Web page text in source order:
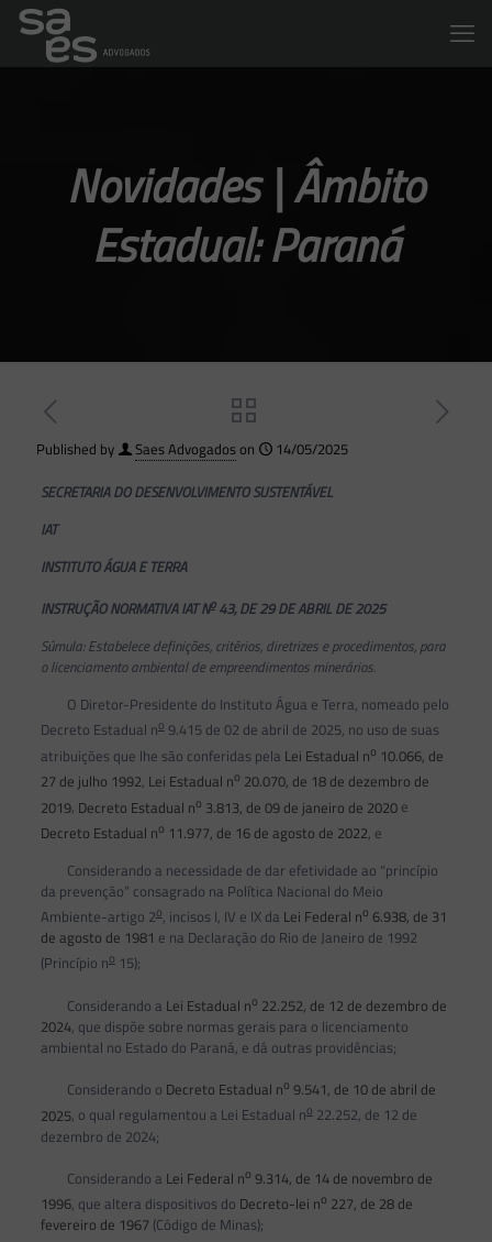
Novidades | Âmbito
Estadual: Paraná
Published by Saes Advogadoson
14/05/2025
SECRETARIA DO DESENVOLVIMENTO SUSTENTÁVEL
IAT
INSTITUTO ÁGUA E TERRA
INSTRUÇÃO NORMATIVA IAT No43, DE 29 DE ABRIL DE 2025
Súmula: Estabelece definições, critérios, diretrizes e procedimentos, para
o licenciamento ambiental de empreendimentos minerários.
O Diretor-Presidente do Instituto Água e Terra, nomeado pelo
Decreto Estadual no9.415 de 02 de abril de 2025, no uso de suas
atribuições que lhe são conferidas pela Lei Estadual no 10.066, de
27 de julho 1992, Lei Estadual no 20.070, de 18 de dezembro de
2019, Decreto Estadual no 3.813, de 09 de janeiro de 2020e
Decreto Estadual no 11.977, de 16 de agosto de 2022, e
Considerando a necessidade de dar efetividade ao “princípio
da prevenção” consagrado na Política Nacional do Meio
Ambiente-artigo 2o, incisos I, IV e IX da Lei Federal no 6.938, de 31
de agosto de 1981 e na Declaração do Rio de Janeiro de 1992
(Princípio no15);
Considerando a Lei Estadual no 22.252, de 12 de dezembro de
2024, que dispõe sobre normas gerais para o licenciamento
ambiental no Estado do Paraná, e dá outras providências;
Considerando o Decreto Estadual no 9.541, de 10 de abril de
2025, o qual regulamentou a Lei Estadual no22.252, de 12 de
dezembro de 2024;
Considerando a Lei Federal no 9.314, de 14 de novembro de
1996, que altera dispositivos do Decreto-lei no 227, de 28 de
fevereiro de 1967 (Código de Minas);